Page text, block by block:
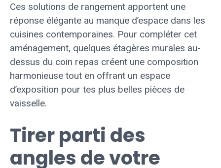
Ces solutions de rangement apportent une
réponse élégante au manque d’espace dans les
cuisines contemporaines. Pour compléter cet
aménagement, quelques étagères murales au-
dessus du coin repas créent une composition
harmonieuse tout en offrant un espace
d’exposition pour tes plus belles pièces de
vaisselle.
Tirer parti des
angles de votre